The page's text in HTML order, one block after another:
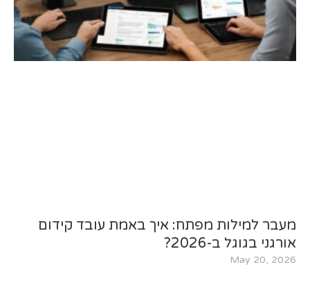
מעבר למילות מפתח: איך באמת עובד קידום
אורגני בגוגל ב-2026?
May 20, 2026